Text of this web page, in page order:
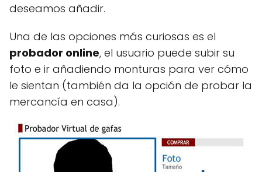
deseamos añadir.
Una de las opciones más curiosas es el
probador online, el usuario puede subir su
foto e ir añadiendo monturas para ver cómo
le sientan (también da la opción de probar la
mercancía en casa).